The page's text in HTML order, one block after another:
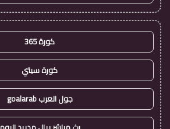
كورة 365
كورة سيتي
جول العرب goalarab